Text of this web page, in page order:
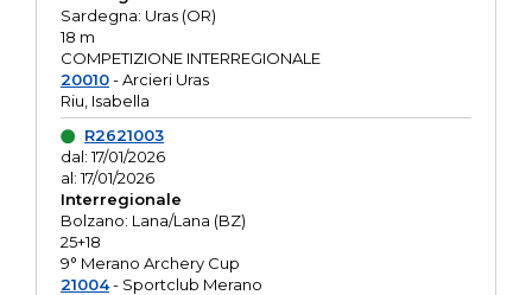
Sardegna: Uras (OR)
18 m
COMPETIZIONE INTERREGIONALE
20010- Arcieri Uras
Riu, Isabella
R2621003
dal: 17/01/2026
al: 17/01/2026
Interregionale
Bolzano: Lana/Lana (BZ)
25+18
9° Merano Archery Cup
21004- Sportclub Merano